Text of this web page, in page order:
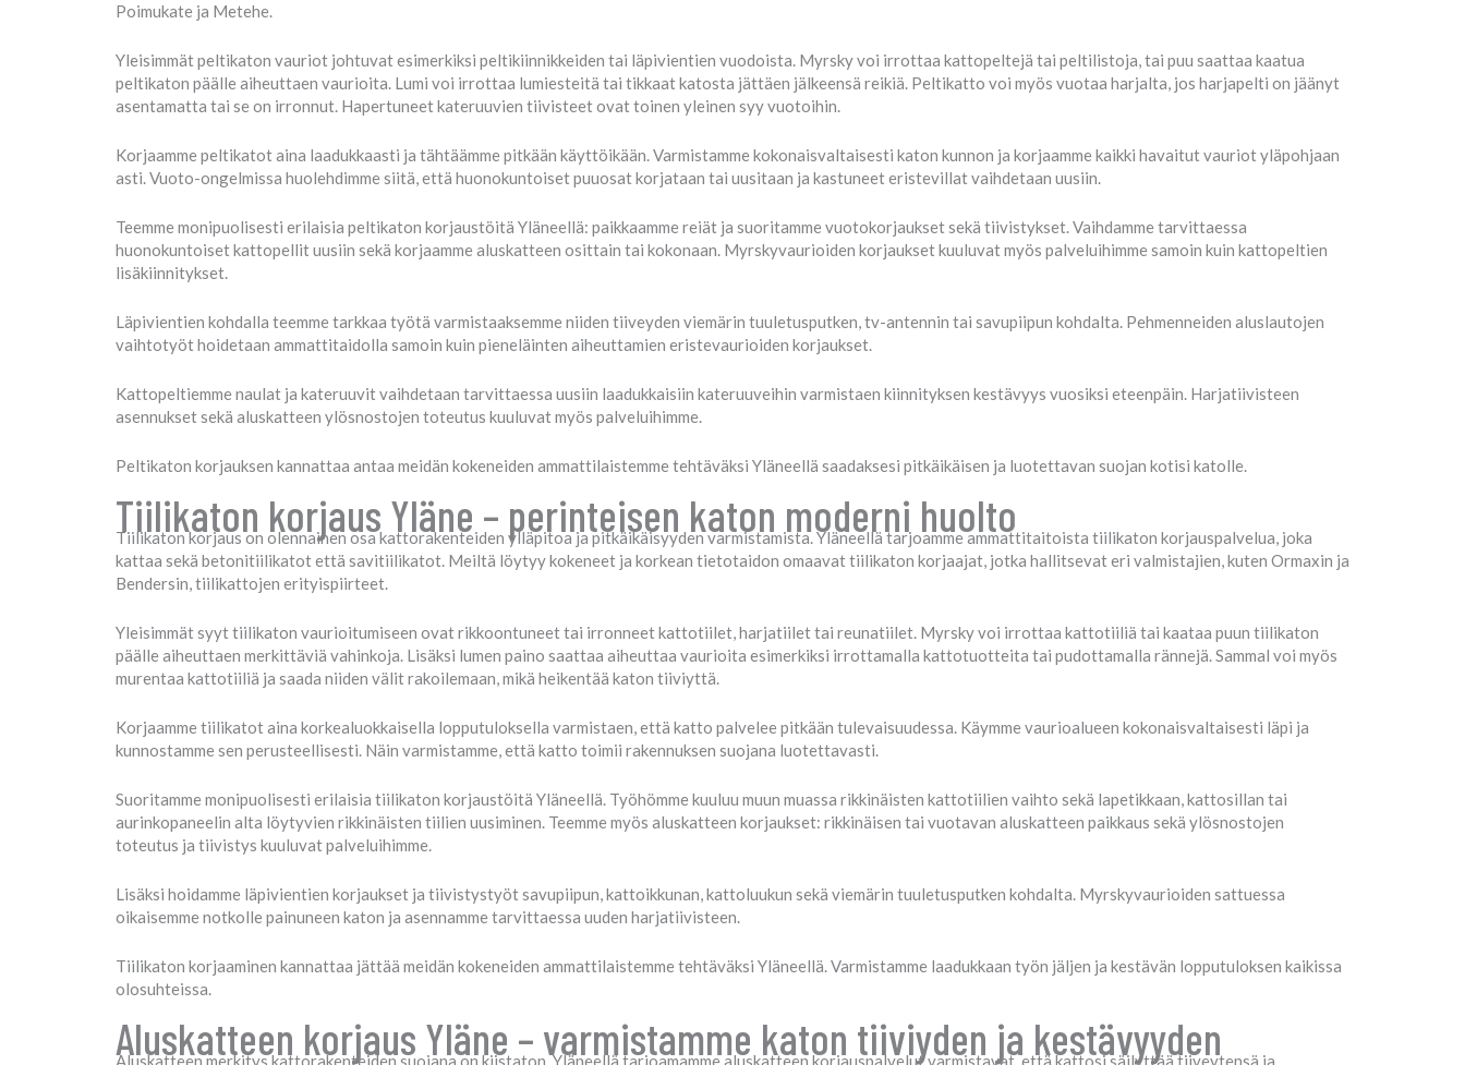
Poimukate ja Metehe.
Yleisimmät peltikaton vauriot johtuvat esimerkiksi peltikiinnikkeiden tai läpivientien vuodoista. Myrsky voi irrottaa kattopeltejä tai peltilistoja, tai puu saattaa kaatua
peltikaton päälle aiheuttaen vaurioita. Lumi voi irrottaa lumiesteitä tai tikkaat katosta jättäen jälkeensä reikiä. Peltikatto voi myös vuotaa harjalta, jos harjapelti on jäänyt
asentamatta tai se on irronnut. Hapertuneet kateruuvien tiivisteet ovat toinen yleinen syy vuotoihin.
Korjaamme peltikatot aina laadukkaasti ja tähtäämme pitkään käyttöikään. Varmistamme kokonaisvaltaisesti katon kunnon ja korjaamme kaikki havaitut vauriot yläpohjaan
asti. Vuoto-ongelmissa huolehdimme siitä, että huonokuntoiset puuosat korjataan tai uusitaan ja kastuneet eristevillat vaihdetaan uusiin.
Teemme monipuolisesti erilaisia peltikaton korjaustöitä Yläneellä: paikkaamme reiät ja suoritamme vuotokorjaukset sekä tiivistykset. Vaihdamme tarvittaessa
huonokuntoiset kattopellit uusiin sekä korjaamme aluskatteen osittain tai kokonaan. Myrskyvaurioiden korjaukset kuuluvat myös palveluihimme samoin kuin kattopeltien
lisäkiinnitykset.
Läpivientien kohdalla teemme tarkkaa työtä varmistaaksemme niiden tiiveyden viemärin tuuletusputken, tv-antennin tai savupiipun kohdalta. Pehmenneiden aluslautojen
vaihtotyöt hoidetaan ammattitaidolla samoin kuin pieneläinten aiheuttamien eristevaurioiden korjaukset.
Kattopeltiemme naulat ja kateruuvit vaihdetaan tarvittaessa uusiin laadukkaisiin kateruuveihin varmistaen kiinnityksen kestävyys vuosiksi eteenpäin. Harjatiivisteen
asennukset sekä aluskatteen ylösnostojen toteutus kuuluvat myös palveluihimme.
Peltikaton korjauksen kannattaa antaa meidän kokeneiden ammattilaistemme tehtäväksi Yläneellä saadaksesi pitkäikäisen ja luotettavan suojan kotisi katolle.
Tiilikaton korjaus Yläne – perinteisen katon moderni huolto
Tiilikaton korjaus on olennainen osa kattorakenteiden ylläpitoa ja pitkäikäisyyden varmistamista. Yläneellä tarjoamme ammattitaitoista tiilikaton korjauspalvelua, joka
kattaa sekä betonitiilikatot että savitiilikatot. Meiltä löytyy kokeneet ja korkean tietotaidon omaavat tiilikaton korjaajat, jotka hallitsevat eri valmistajien, kuten Ormaxin ja
Bendersin, tiilikattojen erityispiirteet.
Yleisimmät syyt tiilikaton vaurioitumiseen ovat rikkoontuneet tai irronneet kattotiilet, harjatiilet tai reunatiilet. Myrsky voi irrottaa kattotiiliä tai kaataa puun tiilikaton
päälle aiheuttaen merkittäviä vahinkoja. Lisäksi lumen paino saattaa aiheuttaa vaurioita esimerkiksi irrottamalla kattotuotteita tai pudottamalla rännejä. Sammal voi myös
murentaa kattotiiliä ja saada niiden välit rakoilemaan, mikä heikentää katon tiiviyttä.
Korjaamme tiilikatot aina korkealuokkaisella lopputuloksella varmistaen, että katto palvelee pitkään tulevaisuudessa. Käymme vaurioalueen kokonaisvaltaisesti läpi ja
kunnostamme sen perusteellisesti. Näin varmistamme, että katto toimii rakennuksen suojana luotettavasti.
Suoritamme monipuolisesti erilaisia tiilikaton korjaustöitä Yläneellä. Työhömme kuuluu muun muassa rikkinäisten kattotiilien vaihto sekä lapetikkaan, kattosillan tai
aurinkopaneelin alta löytyvien rikkinäisten tiilien uusiminen. Teemme myös aluskatteen korjaukset: rikkinäisen tai vuotavan aluskatteen paikkaus sekä ylösnostojen
toteutus ja tiivistys kuuluvat palveluihimme.
Lisäksi hoidamme läpivientien korjaukset ja tiivistystyöt savupiipun, kattoikkunan, kattoluukun sekä viemärin tuuletusputken kohdalta. Myrskyvaurioiden sattuessa
oikaisemme notkolle painuneen katon ja asennamme tarvittaessa uuden harjatiivisteen.
Tiilikaton korjaaminen kannattaa jättää meidän kokeneiden ammattilaistemme tehtäväksi Yläneellä. Varmistamme laadukkaan työn jäljen ja kestävän lopputuloksen kaikissa
olosuhteissa.
Aluskatteen korjaus Yläne – varmistamme katon tiiviyden ja kestävyyden